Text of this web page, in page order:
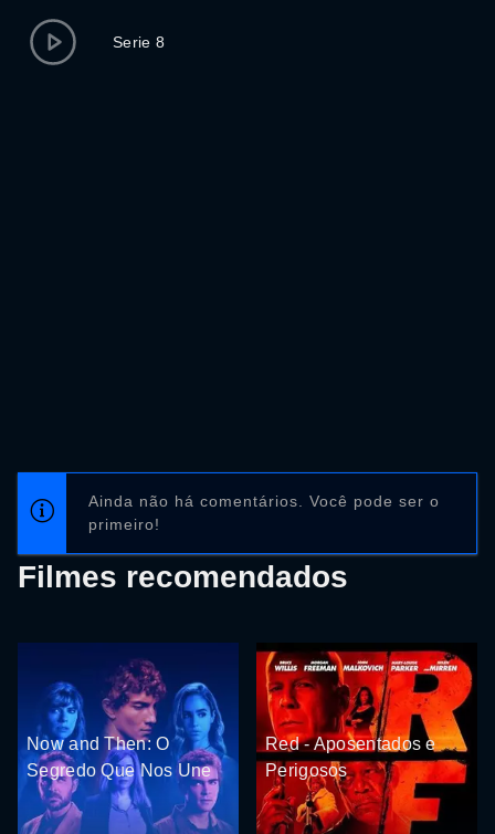
Serie 8
Ainda não há comentários. Você pode ser o
primeiro!
Filmes recomendados
Now and Then: O
Segredo Que Nos Une
Red - Aposentados e
Perigosos